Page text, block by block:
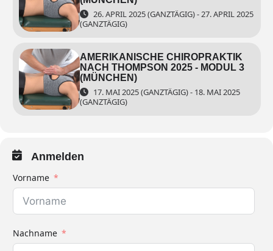
26. APRIL 2025 (GANZTÄGIG) - 27. APRIL 2025
(GANZTÄGIG)
AMERIKANISCHE CHIROPRAKTIK
NACH THOMPSON 2025 - MODUL 3
(MÜNCHEN)
17. MAI 2025 (GANZTÄGIG) - 18. MAI 2025
(GANZTÄGIG)
Anmelden
Vorname
Nachname